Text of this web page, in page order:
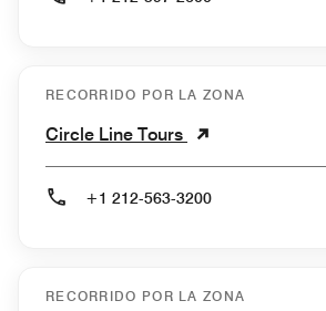
RECORRIDO POR LA ZONA
Circle Line Tours
+1 212-563-3200
RECORRIDO POR LA ZONA